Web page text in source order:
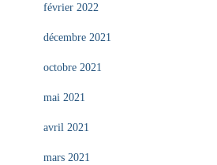
février 2022
décembre 2021
octobre 2021
mai 2021
avril 2021
mars 2021